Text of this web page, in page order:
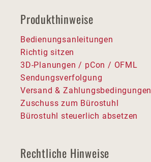
Produkthinweise
Bedienungsanleitungen
Richtig sitzen
3D-Planungen / pCon / OFML
Sendungsverfolgung
Versand & Zahlungsbedingungen
Zuschuss zum Bürostuhl
Bürostuhl steuerlich absetzen
Rechtliche Hinweise